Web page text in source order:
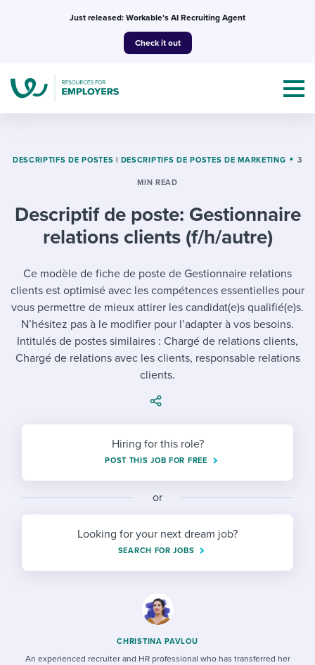
Just released: Workable’s AI Recruiting Agent
Check it out
Mobilizing AI in my work
Evaluating candidates
Working together with others
Ensuring compliance
Finding and attracting people
Digitizing work processes
Candidate/employee experiences
Templates & Guides
I WANT...
Job description templates
Interview question templates
Policy templates
Step-by-step tutorials
Workable Academy
I WANT TO LEARN ABOUT...
Applying for a job
Interview process
Pay & benefits
Career development
Overall career resources
Attend webinars & events
Workable customer stories
Explore Workable
Start a free trial
DESCRIPTIFS DE POSTES | DESCRIPTIFS DE POSTES DE MARKETING 3
MIN READ
Descriptif de poste: Gestionnaire
relations clients (f/h/autre)
Ce modèle de fiche de poste de Gestionnaire relations
clients est optimisé avec les compétences essentielles pour
vous permettre de mieux attirer les candidat(e)s qualifié(e)s.
N’hésitez pas à le modifier pour l’adapter à vos besoins.
Intitulés de postes similaires : Chargé de relations clients,
Chargé de relations avec les clients, responsable relations
clients.
Hiring for this role?
POST THIS JOB FOR FREE
or
Looking for your next dream job?
SEARCH FOR JOBS
CHRISTINA PAVLOU
An experienced recruiter and HR professional who has transferred her